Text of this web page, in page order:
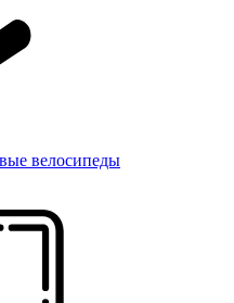
велосипеды